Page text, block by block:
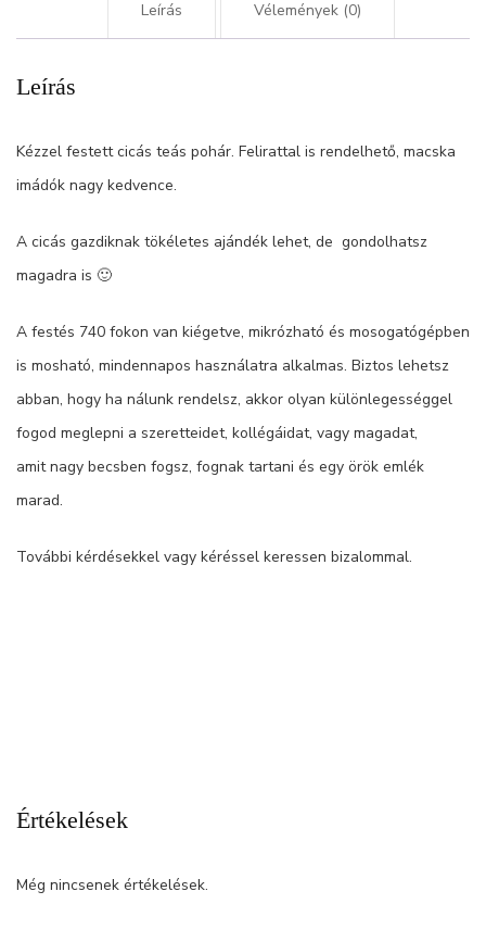
Leírás Vélemények (0)
Leírás
Kézzel festett cicás teás pohár. Felirattal is rendelhető, macska
imádók nagy kedvence.
A cicás gazdiknak tökéletes ajándék lehet, de gondolhatsz
magadra is 🙂
A festés 740 fokon van kiégetve, mikrózható és mosogatógépben
is mosható, mindennapos használatra alkalmas. Biztos lehetsz
abban, hogy ha nálunk rendelsz, akkor olyan különlegességgel
fogod meglepni a szeretteidet, kollégáidat, vagy magadat,
amit nagy becsben fogsz, fognak tartani és egy örök emlék
marad.
További kérdésekkel vagy kéréssel keressen bizalommal.
Értékelések
Még nincsenek értékelések.